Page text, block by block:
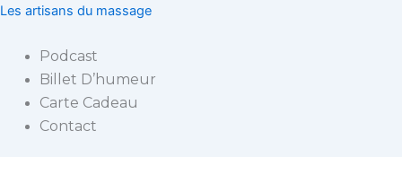
Aller
contenu
Les artisans du massage
Podcast
Billet D’humeur
Carte Cadeau
Contact
Rechercher :